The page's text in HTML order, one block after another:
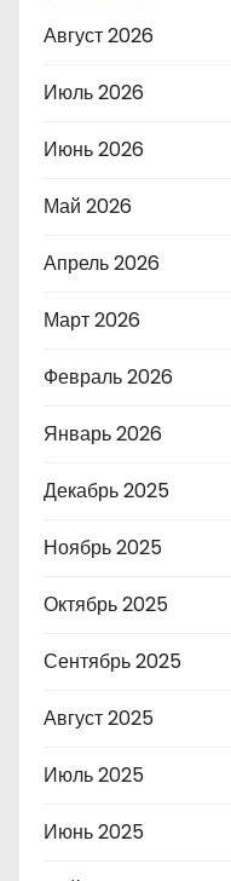
Август 2026
Июль 2026
Июнь 2026
Май 2026
Апрель 2026
Март 2026
Февраль 2026
Январь 2026
Декабрь 2025
Ноябрь 2025
Октябрь 2025
Сентябрь 2025
Август 2025
Июль 2025
Июнь 2025